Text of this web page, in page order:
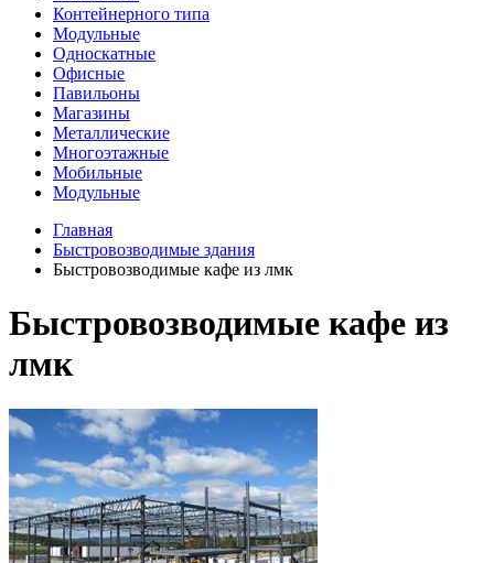
Контейнерного типа
Модульные
Односкатные
Офисные
Павильоны
Магазины
Металлические
Многоэтажные
Мобильные
Модульные
Главная
Быстровозводимые здания
Быстровозводимые кафе из лмк
Быстровозводимые кафе из
лмк